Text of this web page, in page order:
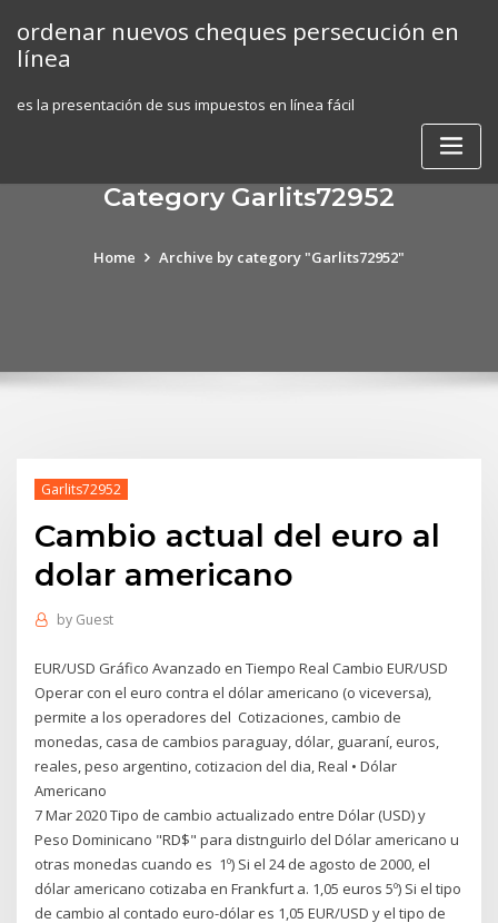
content
ordenar nuevos cheques persecución en
línea
es la presentación de sus impuestos en línea fácil
Category Garlits72952
Home Archive by category "Garlits72952"
Garlits72952
Cambio actual del euro al
dolar americano
by Guest
EUR/USD Gráfico Avanzado en Tiempo Real Cambio EUR/USD
Operar con el euro contra el dólar americano (o viceversa),
permite a los operadores del Cotizaciones, cambio de
monedas, casa de cambios paraguay, dólar, guaraní, euros,
reales, peso argentino, cotizacion del dia, Real • Dólar
Americano
7 Mar 2020 Tipo de cambio actualizado entre Dólar (USD) y
Peso Dominicano "RD$" para distnguirlo del Dólar americano u
otras monedas cuando es 1º) Si el 24 de agosto de 2000, el
dólar americano cotizaba en Frankfurt a. 1,05 euros 5º) Si el tipo
de cambio al contado euro-dólar es 1,05 EUR/USD y el tipo de